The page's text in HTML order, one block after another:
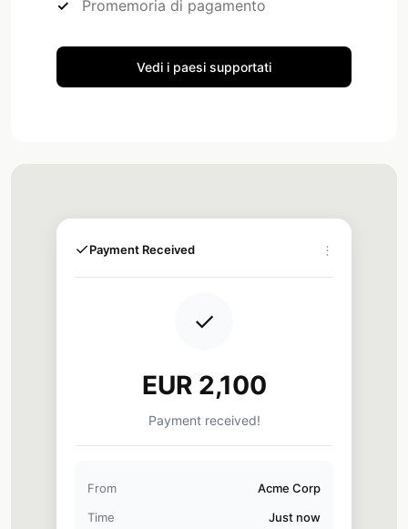
Promemoria di pagamento
Vedi i paesi supportati
✓Payment Received ⋮
✓
EUR 2,100
Payment received!
From
Acme Corp
Time
Just now